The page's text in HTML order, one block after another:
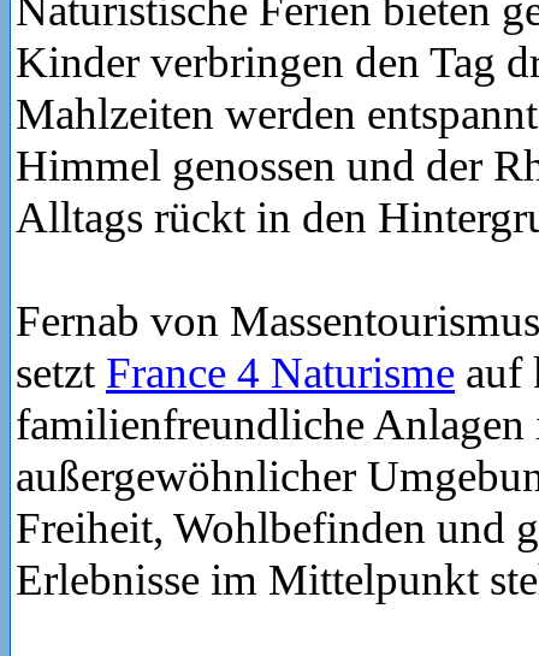
Kinder verbringen den Tag
Mahlzeiten werden
Himmel genossen und der
Alltags rückt in den
Fernab von
setzt France 4 Naturisme auf
familienfreundliche Anlagen
außergewöhnlicher
Freiheit, Wohlbefinden und
Erlebnisse im Mittelpunkt